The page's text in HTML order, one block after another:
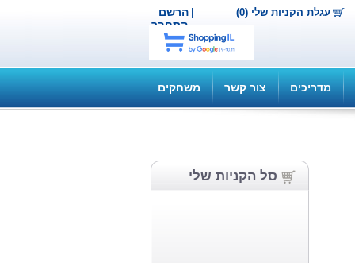
הרשם |
התחבר
עגלת הקניות שלי (0)
מדריכים צור קשר משחקים
סל הקניות שלי